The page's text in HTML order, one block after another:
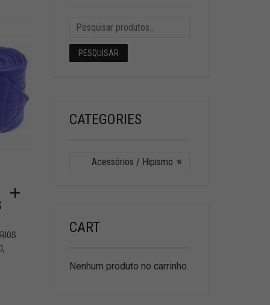
,
PESQUISAR
CATEGORIES
×
Acessórios / Hipismo
CART
Nenhum produto no carrinho.